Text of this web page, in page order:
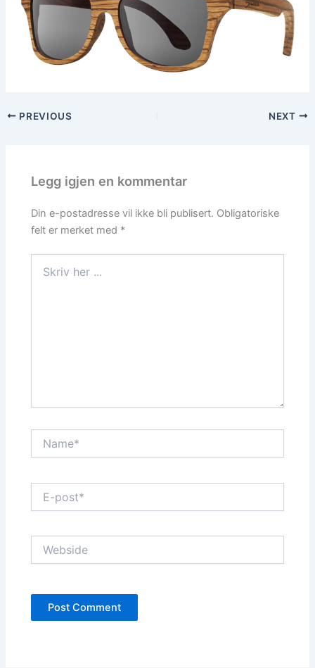
PREVIOUS NEXT
Legg igjen en kommentar
Din e-postadresse vil ikke bli publisert. Obligatoriske
felt er merket med *
her
post*